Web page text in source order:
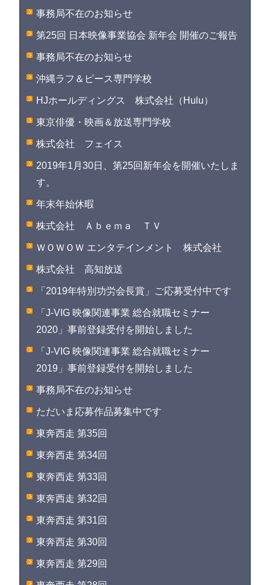
事務局不在のお知らせ
第25回 日本映像事業協会 新年会 開催のご報告
事務局不在のお知らせ
沖縄ラフ＆ピース専門学校
HJホールディングス 株式会社（Hulu）
東京俳優・映画＆放送専門学校
株式会社 フェイス
2019年1月30日、第25回新年会を開催いたしま
す。
年末年始休暇
株式会社 Ａｂｅｍａ ＴＶ
ＷＯＷＯＷ エンタテインメント 株式会社
株式会社 高知放送
「2019年特別功労会長賞」ご応募受付中です
「J-VIG 映像関連事業 総合就職セミナー
2020」事前登録受付を開始しました
「J-VIG 映像関連事業 総合就職セミナー
2019」事前登録受付を開始しました
事務局不在のお知らせ
ただいま応募作品募集中です
東奔西走 第35回
東奔西走 第34回
東奔西走 第33回
東奔西走 第32回
東奔西走 第31回
東奔西走 第30回
東奔西走 第29回